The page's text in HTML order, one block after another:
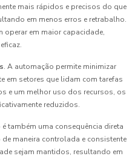
mais rápidos e precisos do que
em menos erros e retrabalho.
em maior capacidade,
. A automação permite minimizar
em setores que lidam com tarefas
e um melhor uso dos recursos, os
reduzidos.
é também uma consequência direta
maneira controlada e consistente
sejam mantidos, resultando em